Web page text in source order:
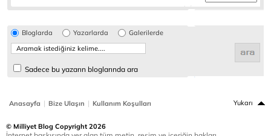
Bloglarda Yazarlarda Galerilerde
Sadece bu yazarın bloglarında ara
Anasayfa | Bize Ulaşın | Kullanım Koşulları Yukarı
© Milliyet Blog Copyright 2026